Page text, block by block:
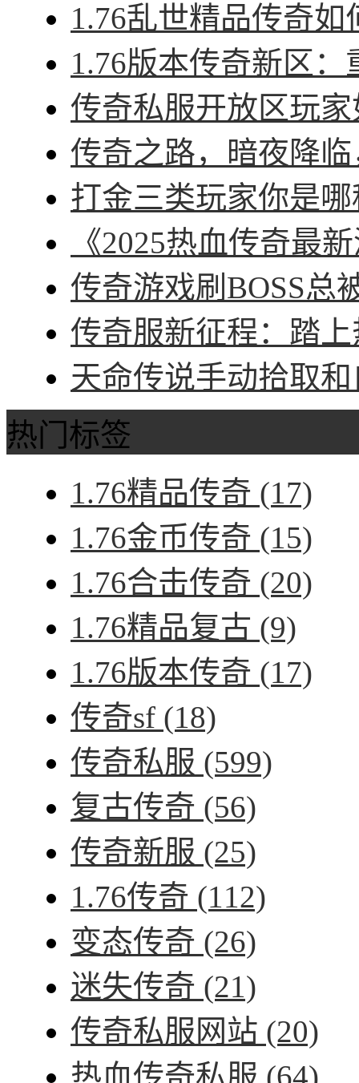
1.76乱世精品传奇
1.76版本传奇新区
传奇私服开放区玩
传奇之路，暗夜降
打金三类玩家你是
《2025热血传奇最
传奇游戏刷BOSS总
传奇服新征程：踏
天命传说手动拾取
热门标签
1.76精品传奇 (17)
1.76金币传奇 (15)
1.76合击传奇 (20)
1.76精品复古 (9)
1.76版本传奇 (17)
传奇sf (18)
传奇私服 (599)
复古传奇 (56)
传奇新服 (25)
1.76传奇 (112)
变态传奇 (26)
迷失传奇 (21)
传奇私服网站 (20)